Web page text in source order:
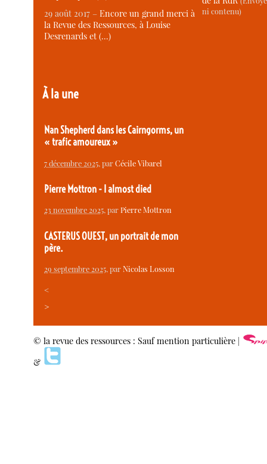
29 août 2017 –Encore un grand merci à
la Revue des Ressources, à Louise
Desrenards et (…)
À la une
Nan Shepherd dans les Cairngorms, un
« trafic amoureux »
7 décembre 2025, parCécile Vibarel
Pierre Mottron - I almost died
23 novembre 2025, parPierre Mottron
CASTERUS OUEST, un portrait de mon
père.
29 septembre 2025, parNicolas Losson
<
>
ni contenu)
© la revue des ressources : Sauf mention particulière |
&